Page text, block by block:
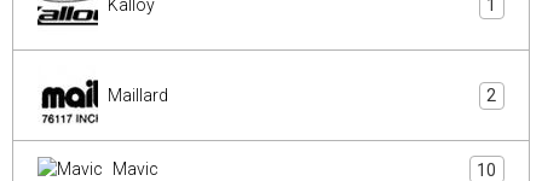
Kalloy 1
Maillard 2
Mavic 10